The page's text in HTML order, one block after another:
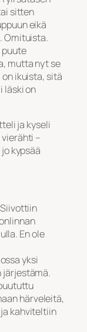
sitten
eikä
Omituista.
mutta nyt se
ikuista, sitä
läski on
ja kyseli
–
kypsää
En ole
yksi
järjestämä.
härveleitä,
kahviteltiin